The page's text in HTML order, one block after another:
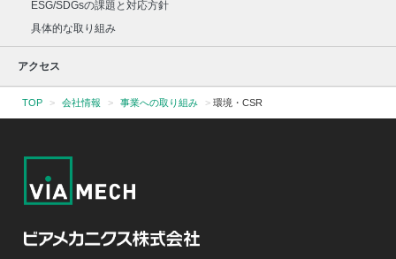
ESG/SDGsの課題と対応方針
具体的な取り組み
アクセス
TOP > 会社情報 > 事業への取り組み > 環境・CSR